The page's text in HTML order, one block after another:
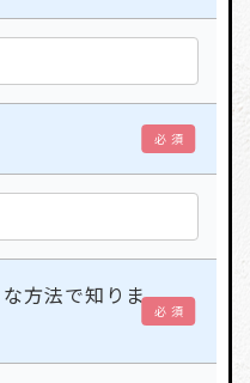
必 須
方法で知りま
必 須